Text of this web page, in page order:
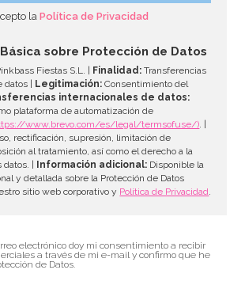
AÑADIR
laPolítica de Privacidad
sobre Protección de Datos
Fiestas S.L. | Finalidad: Transferencias
|
Legitimación: Consentimiento del
internacionales de datos:
plataforma de automatización de
www.brevo.com/es/legal/termsofuse/). |
rectificación, supresión, limitación de
al tratamiento, así como el derecho a la
|
Información adicional: Disponible la
y detallada sobre la Protección de Datos
sitio web corporativo y Política de Privacidad.
electrónico doy mi consentimiento a recibir
a través de mi e-mail y confirmo que he
de Datos.